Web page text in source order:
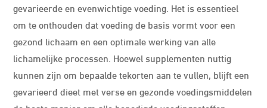
gevarieerde en evenwichtige voeding. Het is essentieel
om te onthouden dat voeding de basis vormt voor een
gezond lichaam en een optimale werking van alle
lichamelijke processen. Hoewel supplementen nuttig
kunnen zijn om bepaalde tekorten aan te vullen, blijft een
gevarieerd dieet met verse en gezonde voedingsmiddelen